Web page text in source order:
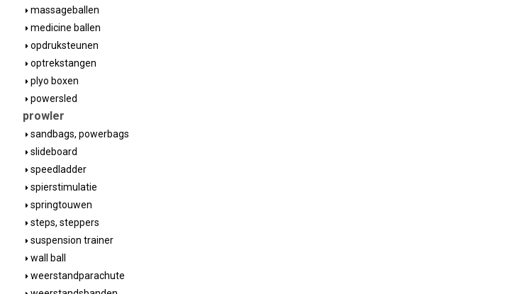
massageballen
medicine ballen
opdruksteunen
optrekstangen
plyo boxen
powersled
prowler
sandbags, powerbags
slideboard
speedladder
spierstimulatie
springtouwen
steps, steppers
suspension trainer
wall ball
weerstandparachute